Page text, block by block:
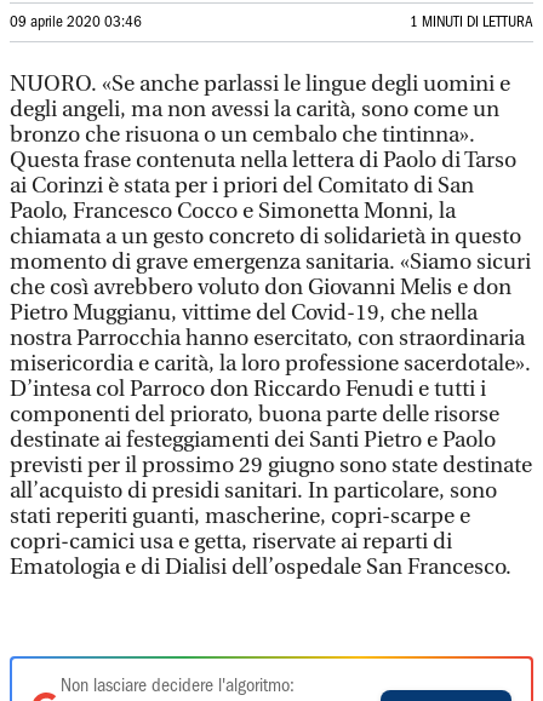
09 aprile 2020 03:46 1 MINUTI DI LETTURA
NUORO. «Se anche parlassi le lingue degli uomini e
degli angeli, ma non avessi la carità, sono come un
bronzo che risuona o un cembalo che tintinna».
Questa frase contenuta nella lettera di Paolo di Tarso
ai Corinzi è stata per i priori del Comitato di San
Paolo, Francesco Cocco e Simonetta Monni, la
chiamata a un gesto concreto di solidarietà in questo
momento di grave emergenza sanitaria. «Siamo sicuri
che così avrebbero voluto don Giovanni Melis e don
Pietro Muggianu, vittime del Covid-19, che nella
nostra Parrocchia hanno esercitato, con straordinaria
misericordia e carità, la loro professione sacerdotale».
D’intesa col Parroco don Riccardo Fenudi e tutti i
componenti del priorato, buona parte delle risorse
destinate ai festeggiamenti dei Santi Pietro e Paolo
previsti per il prossimo 29 giugno sono state destinate
all’acquisto di presidi sanitari. In particolare, sono
stati reperiti guanti, mascherine, copri-scarpe e
copri-camici usa e getta, riservate ai reparti di
Ematologia e di Dialisi dell’ospedale San Francesco.
Non lasciare decidere l'algoritmo: